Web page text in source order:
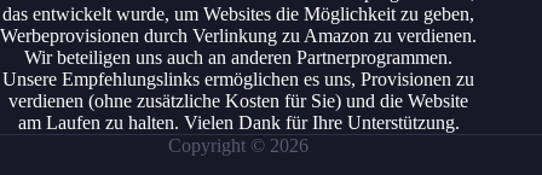
das entwickelt wurde, um Websites die Möglichkeit zu geben,
Werbeprovisionen durch Verlinkung zu Amazon zu verdienen.
Wir beteiligen uns auch an anderen Partnerprogrammen.
Unsere Empfehlungslinks ermöglichen es uns, Provisionen zu
verdienen (ohne zusätzliche Kosten für Sie) und die Website
am Laufen zu halten. Vielen Dank für Ihre Unterstützung.
Copyright © 2026